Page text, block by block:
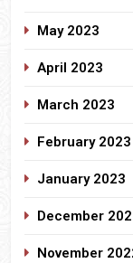
May 2023
April 2023
March 2023
February 2023
January 2023
December
November